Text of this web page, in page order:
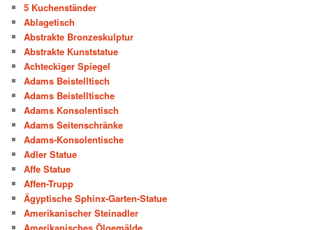
5 Kuchenständer
Ablagetisch
Abstrakte Bronzeskulptur
Abstrakte Kunststatue
Achteckiger Spiegel
Adams Beistelltisch
Adams Beistelltische
Adams Konsolentisch
Adams Seitenschränke
Adams-Konsolentische
Adler Statue
Affe Statue
Affen-Trupp
Ägyptische Sphinx-Garten-Statue
Amerikanischer Steinadler